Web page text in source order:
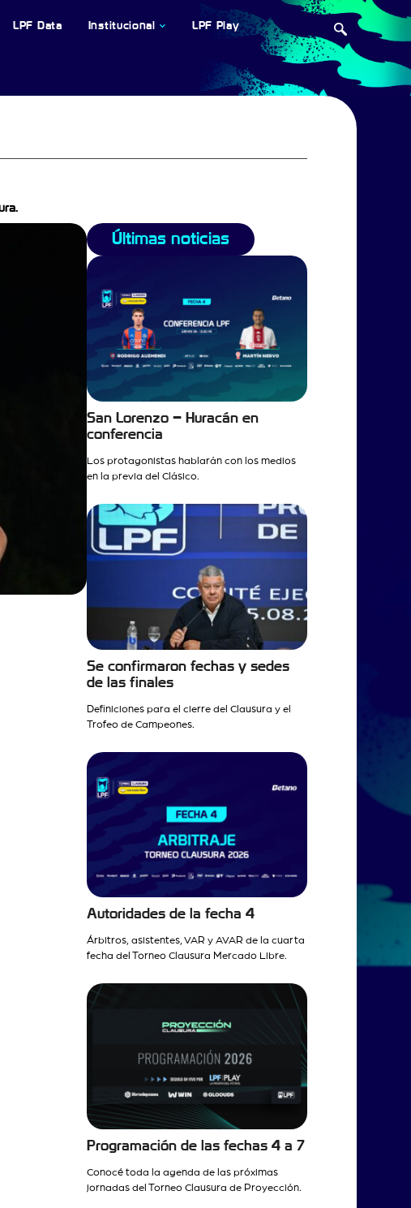
LPF Data Institucional LPF Play
Últimas noticias
San Lorenzo – Huracán en
conferencia
Los protagonistas hablarán con los medios
en la previa del Clásico.
Se confirmaron fechas y sedes
de las finales
Definiciones para el cierre del Clausura y el
Trofeo de Campeones.
Autoridades de la fecha 4
Árbitros, asistentes, VAR y AVAR de la cuarta
fecha del Torneo Clausura Mercado Libre.
Programación de las fechas 4 a 7
Conocé toda la agenda de las próximas
jornadas del Torneo Clausura de Proyección.